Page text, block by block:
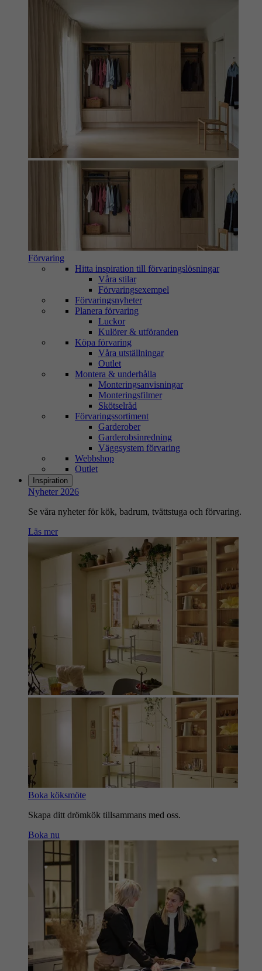
Förvaring
Hitta inspiration till förvaringslösningar
Våra stilar
Förvaringsexempel
Förvaringsnyheter
Planera förvaring
Luckor
Kulörer & utföranden
Köpa förvaring
Våra utställningar
Outlet
Montera & underhålla
Monteringsanvisningar
Monteringsfilmer
Skötselråd
Förvaringssortiment
Garderober
Garderobsinredning
Väggsystem förvaring
Webbshop
Outlet
Inspiration
Nyheter 2026
Se våra nyheter för kök, badrum, tvättstuga och förvaring.
Läs mer
Boka köksmöte
Skapa ditt drömkök tillsammans med oss.
Boka nu